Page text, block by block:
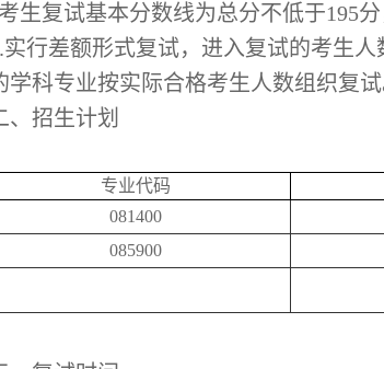
生复试基本分数线为总分不低于195分
.实行差额形式复试，进入复试的考生
学科专业按实际合格考生人数组织复试
、招生计划
专业代码
081400
085900